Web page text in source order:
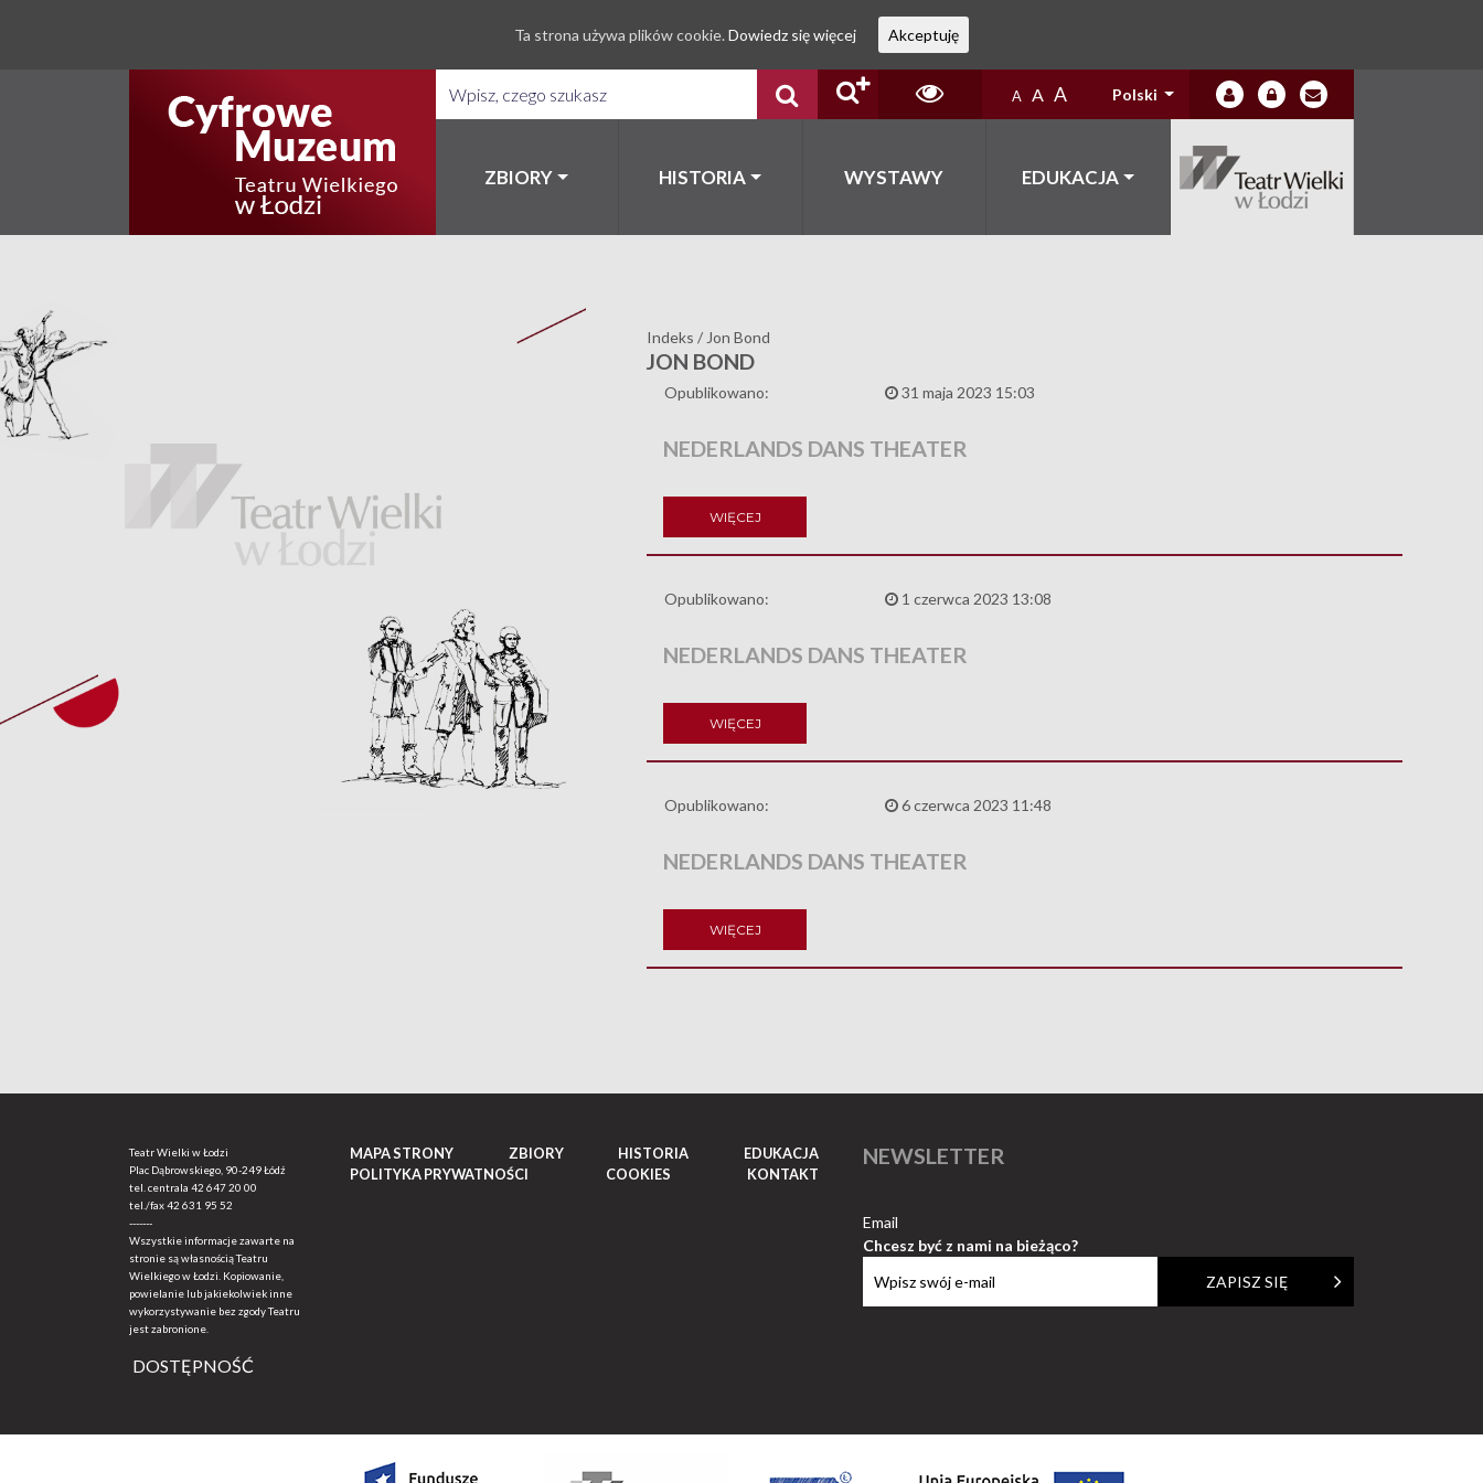
A A A Polski
ZBIORY HISTORIA WYSTAWY EDUKACJA
Indeks / Jon Bond
JON BOND
Opublikowano: 31 maja 2023 15:03
NEDERLANDS DANS THEATER
WIĘCEJ
Opublikowano: 1 czerwca 2023 13:08
NEDERLANDS DANS THEATER
WIĘCEJ
Opublikowano: 6 czerwca 2023 11:48
NEDERLANDS DANS THEATER
WIĘCEJ
Teatr Wielki w Łodzi
Plac Dąbrowskiego, 90-249 Łódź
tel. centrala 42 647 20 00
tel./fax42 631 95 52
-------
Wszystkie informacje zawarte na
stronie są własnością Teatru
Wielkiego w Łodzi. Kopiowanie,
powielanie lub jakiekolwiek inne
wykorzystywanie bez zgody Teatru
jest zabronione.
DOSTĘPNOŚĆ
MAPA STRONY ZBIORY HISTORIA
EDUKACJA
POLITYKA PRYWATNOŚCI
COOKIES KONTAKT
NEWSLETTER
Email
Chcesz być z nami na bieżąco?
Ta strona używa plików cookie. Dowiedz się więcej Akceptuję